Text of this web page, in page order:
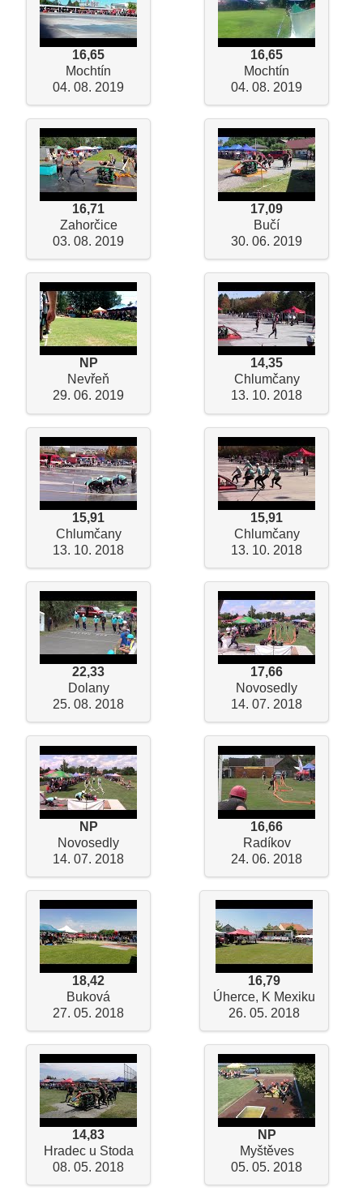
16,65
Mochtín
04. 08. 2019
16,65
Mochtín
04. 08. 2019
16,71
Zahorčice
03. 08. 2019
17,09
Bučí
30. 06. 2019
NP
Nevřeň
29. 06. 2019
14,35
Chlumčany
13. 10. 2018
15,91
Chlumčany
13. 10. 2018
15,91
Chlumčany
13. 10. 2018
22,33
Dolany
25. 08. 2018
17,66
Novosedly
14. 07. 2018
NP
Novosedly
14. 07. 2018
16,66
Radíkov
24. 06. 2018
18,42
Buková
27. 05. 2018
16,79
Úherce, K Mexiku
26. 05. 2018
14,83
Hradec u Stoda
08. 05. 2018
NP
Myštěves
05. 05. 2018